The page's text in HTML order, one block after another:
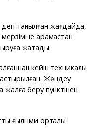
танылған жағдайда,
қарамастан
жатады.
кейін техникалық
Жөндеу
жалға беру пунктінен
ғылыми орталық